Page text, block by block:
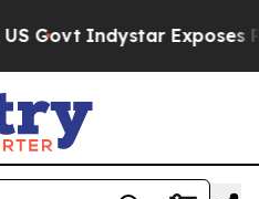
Indystar Exposes